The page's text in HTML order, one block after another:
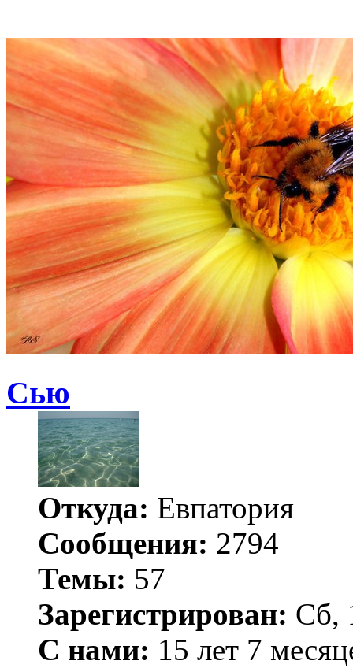
Сью
Откуда: Евпатория
Сообщения: 2794
Темы: 57
Зарегистрирован: Сб,
С нами: 15 лет 7